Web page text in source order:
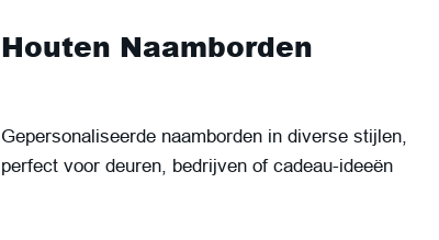
Houten Naamborden
Gepersonaliseerde naamborden in diverse stijlen,
perfect voor deuren, bedrijven of cadeau-ideeën